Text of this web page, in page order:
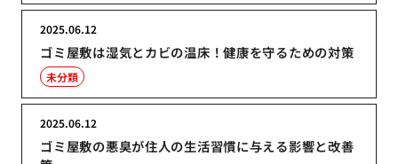
ゴミ屋敷は湿気とカビの温床！健康を守るための対策
2025.06.12
未分類
ゴミ屋敷の悪臭が住人の生活習慣に与える影響と改善
2025.06.12